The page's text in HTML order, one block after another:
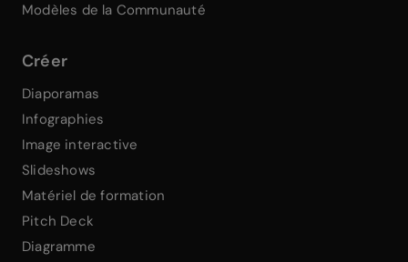
Modèles de la Communauté
Créer
Diaporamas
Infographies
Image interactive
Slideshows
Matériel de formation
Pitch Deck
Diagramme